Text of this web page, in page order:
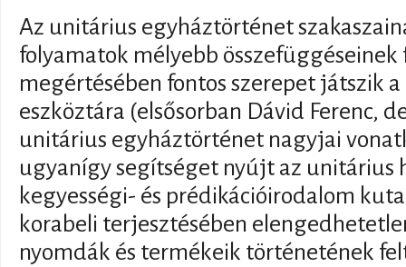
Az unitárius egyháztörténet
folyamatok mélyebb összefüggéseinek
megértésében fontos szerepet játszik
eszköztára (elsősorban Dávid Ferenc,
unitárius egyháztörténet nagyjai
ugyanígy segítséget nyújt az unitárius
kegyességi- és prédikációirodalom
korabeli terjesztésében
nyomdák és termékeik történetének